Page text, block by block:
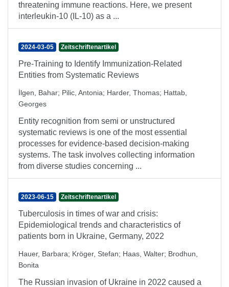
threatening immune reactions. Here, we present
interleukin-10 (IL-10) as a ...
2024-03-05 Zeitschriftenartikel
Pre-Training to Identify Immunization-Related
Entities from Systematic Reviews
İlgen, Bahar; Pilic, Antonia; Harder, Thomas; Hattab,
Georges
Entity recognition from semi or unstructured
systematic reviews is one of the most essential
processes for evidence-based decision-making
systems. The task involves collecting information
from diverse studies concerning ...
2023-06-15 Zeitschriftenartikel
Tuberculosis in times of war and crisis:
Epidemiological trends and characteristics of
patients born in Ukraine, Germany, 2022
Hauer, Barbara; Kröger, Stefan; Haas, Walter; Brodhun,
Bonita
The Russian invasion of Ukraine in 2022 caused a